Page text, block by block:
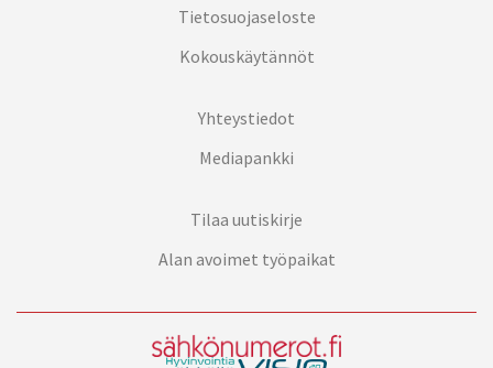
Tietosuojaseloste
Kokouskäytännöt
Yhteystiedot
Mediapankki
Tilaa uutiskirje
Alan avoimet työpaikat